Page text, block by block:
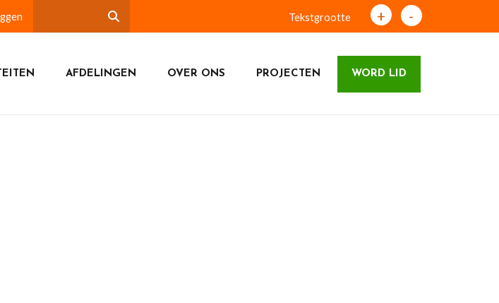
Tekstgrootte + -
AFDELINGEN OVER ONS PROJECTEN WORD LID